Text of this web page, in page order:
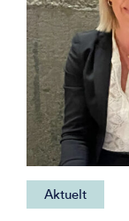
Aktuelt